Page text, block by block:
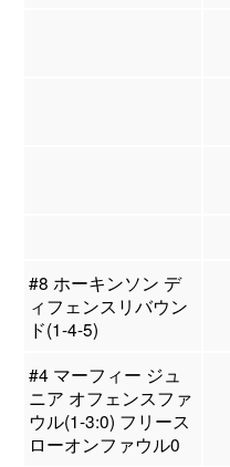
#8 ホーキンソン デ
ィフェンスリバウン
ド(1-4-5)
#4 マーフィー ジュ
ニア オフェンスファ
ウル(1-3:0) フリース
ローオンファウル0